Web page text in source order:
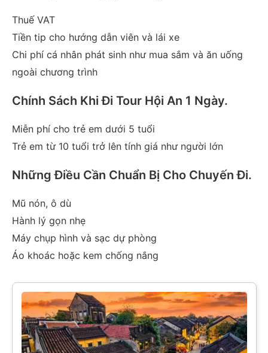
Thuế VAT
Tiền tip cho hướng dẫn viên và lái xe
Chi phí cá nhân phát sinh như mua sắm và ăn uống
ngoài chương trình
Chính Sách Khi Đi Tour Hội An 1 Ngày.
Miễn phí cho trẻ em dưới 5 tuổi
Trẻ em từ 10 tuổi trở lên tính giá như người lớn
Những Điều Cần Chuẩn Bị Cho Chuyến Đi.
Mũ nón, ô dù
Hành lý gọn nhẹ
Máy chụp hình và sạc dự phòng
Áo khoác hoặc kem chống nắng